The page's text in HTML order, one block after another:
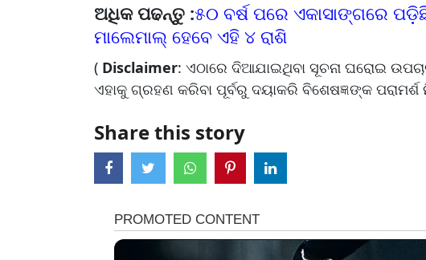
ଅଧିକ ପଢନ୍ତୁ :୫୦ ବର୍ଷ ପରେ ଏକାସାଙ୍ଗରେ
ମାଲେମାଲ୍ ହେବେ ଏହି ୪ ରାଶି
( Disclaimer: ଏଠାରେ ଦିଆଯାଇଥିବା ସୂଚନା ଘରୋଇ
ଏହାକୁ ଗ୍ରହଣ କରିବା ପୂର୍ବରୁ ଦୟାକରି ବିଶେଷଜ୍ଞଙ୍କ ପରାମର୍ଶ
Share this story